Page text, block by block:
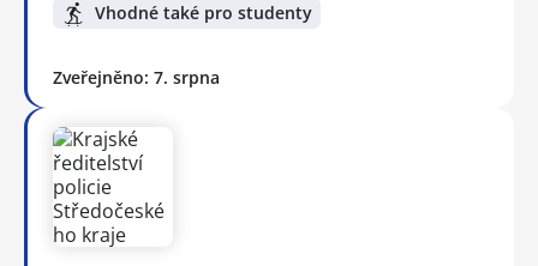
Vhodné také pro studenty
Zveřejněno: 7. srpna